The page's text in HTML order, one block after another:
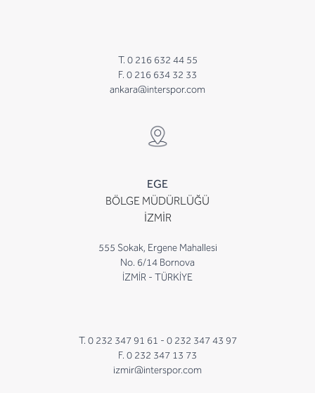
T. 0 216 632 44 55
F. 0 216 634 32 33
ankara@interspor.com
EGE
BÖLGE MÜDÜRLÜĞÜ
İZMİR
555 Sokak, Ergene Mahallesi
No. 6/14 Bornova
İZMİR - TÜRKİYE
T. 0 232 347 91 61 - 0 232 347 43 97
F. 0 232 347 13 73
izmir@interspor.com